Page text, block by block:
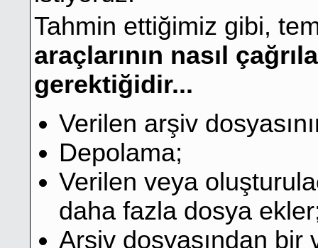
Tahmin ettiğimiz gibi,
araçlarının nasıl
gerektiğidir...
Verilen arşiv
Depolama;
Verilen veya
daha fazla dosya
Arşiv dosyasından bir